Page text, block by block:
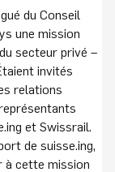
du Conseil
une mission
secteur privé –
invités
relations
et Swissrail.
de suisse.ing,
à cette mission